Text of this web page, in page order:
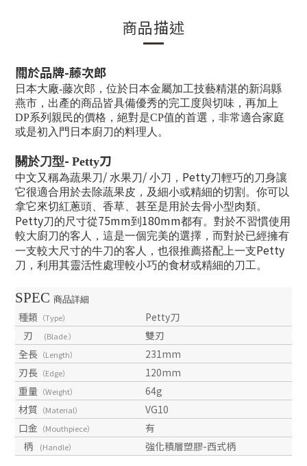
商品描述
關於品牌-藤次郎
日本大廠-藤次郎，位於日本金屬加工技藝精湛的新潟縣
燕市，出產的商品皆具備優秀的完工度與切味，再加上
DP系列親民的價格，絕對是CP值的首選，非常適合家庭
或是初入門日本廚刀的料理人。
關於刀型- Petty刀
中文又稱為蔬果刀/ 水果刀/ 小刀， Petty刀輕巧的刀身讓
它很適合用於去除蔬果皮，及細小或精細的切割。你可以
拿它來切紅蔥頭、香草、甚至是用於去骨小型肉類。
Petty刀的尺寸從75mm到 180mm都有。對於不習慣使用
較大廚刀的客人，這是一個完美的選擇，而對於已經擁有
一支較大尺寸的牛刀的客人，也很推薦搭配上一支Petty
刀，利用其靈活性處理較小巧的食材或精細的刀工。
SPEC 商品詳細
種類 （Type）
Petty刀
刃 (Blade ）
雙刃
全長 （Length）
231mm
刃長 （Edge）
120mm
重量 （Weight）
64g
材質 （Material）
VG10
口金 （Mouthpiece）
有
柄 (Handle） 強化積層塑膠-西式柄